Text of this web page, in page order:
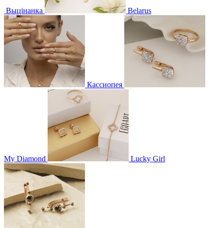
Выцінанка Belarus
Кассиопея
My Diamond Lucky Girl